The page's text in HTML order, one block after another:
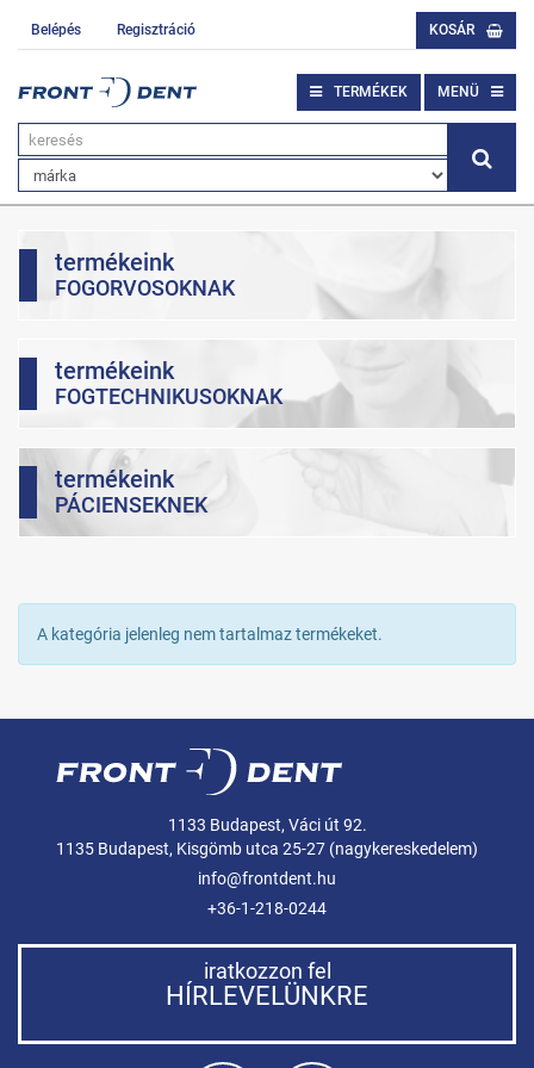
Belépés Regisztráció KOSÁR
TERMÉKEK MENÜ
termékeink
FOGORVOSOKNAK
termékeink
FOGTECHNIKUSOKNAK
termékeink
PÁCIENSEKNEK
A kategória jelenleg nem tartalmaz termékeket.
1133 Budapest, Váci út 92.
1135 Budapest, Kisgömb utca 25-27 (nagykereskedelem)
info@frontdent.hu
+36-1-218-0244
iratkozzon fel
HÍRLEVELÜNKRE